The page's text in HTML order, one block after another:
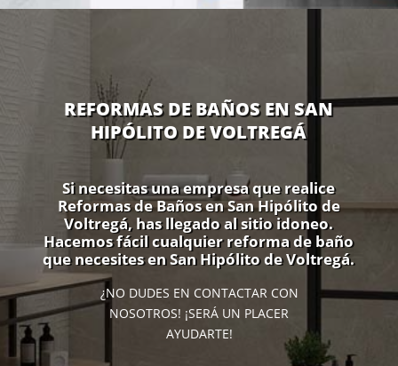
REFORMAS DE BAÑOS EN SAN
HIPÓLITO DE VOLTREGÁ
Si necesitas una empresa que realice
Reformas de Baños en San Hipólito de
Voltregá, has llegado al sitio idoneo.
Hacemos fácil cualquier reforma de baño
que necesites en San Hipólito de Voltregá.
¿NO DUDES EN CONTACTAR CON
NOSOTROS! ¡SERÁ UN PLACER
AYUDARTE!